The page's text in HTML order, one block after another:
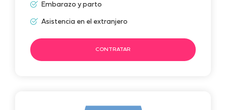
Embarazo y parto
Asistencia en el extranjero
CONTRATAR